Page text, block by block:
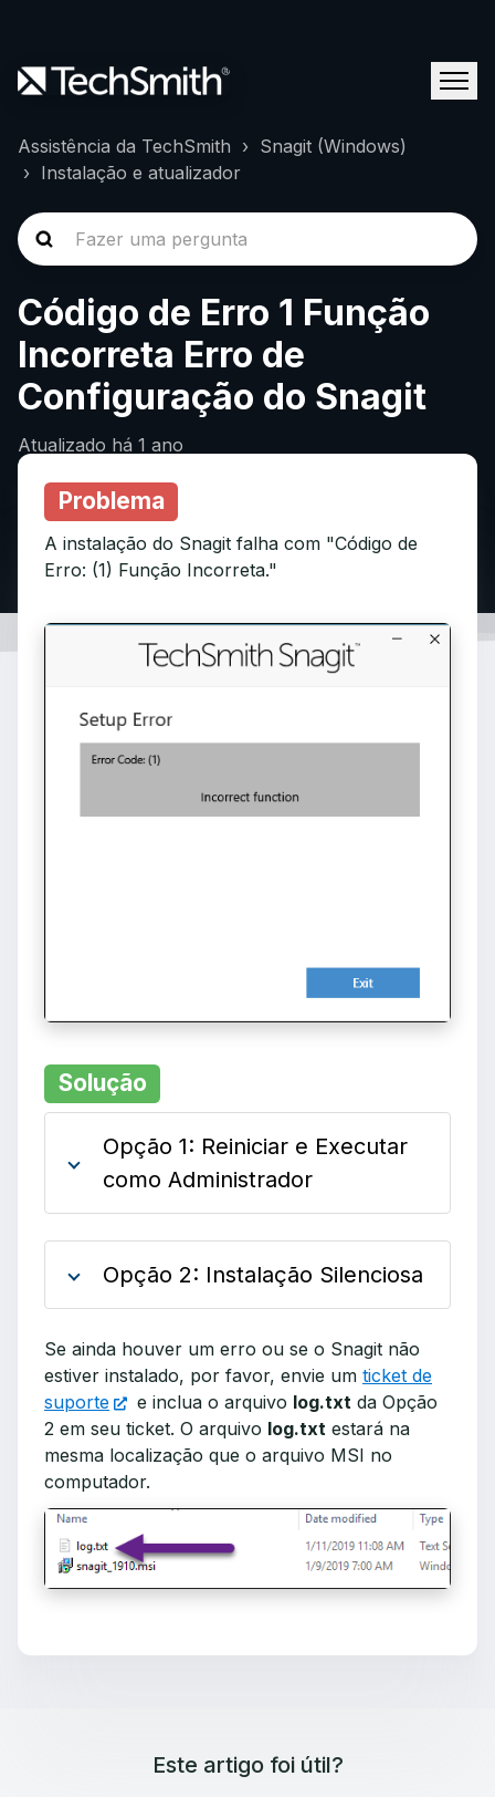
Assistência da TechSmith
Snagit (Windows)
Instalação e atualizador
Código de Erro 1 Função
Incorreta Erro de
Configuração do Snagit
Atualizado há 1 ano
Problema
A instalação do Snagit falha com "Código de
Erro: (1) Função Incorreta."
Solução
Opção 1: Reiniciar e Executar
como Administrador
Opção 2: Instalação Silenciosa
Se ainda houver um erro ou se o Snagit não
estiver instalado, por favor, envie um ticket de
suporte
e inclua o arquivo log.txt da Opção
2 em seu ticket. O arquivo log.txt estará na
mesma localização que o arquivo MSI no
computador.
Este artigo foi útil?